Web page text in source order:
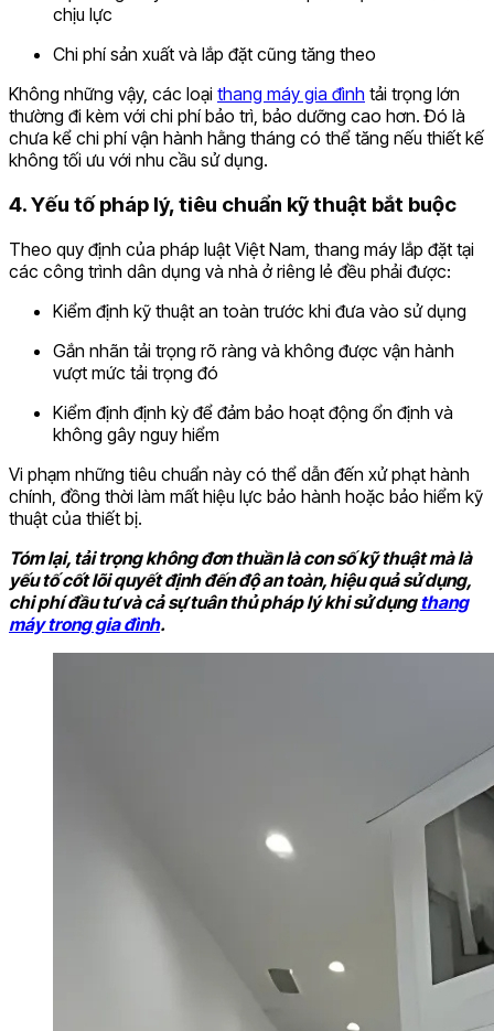
chịu lực
Chi phí sản xuất và lắp đặt cũng tăng theo
Không những vậy, các loại thang máy gia đình tải trọng lớn
thường đi kèm với chi phí bảo trì, bảo dưỡng cao hơn. Đó là
chưa kể chi phí vận hành hằng tháng có thể tăng nếu thiết kế
không tối ưu với nhu cầu sử dụng.
4. Yếu tố pháp lý, tiêu chuẩn kỹ thuật bắt buộc
Theo quy định của pháp luật Việt Nam, thang máy lắp đặt tại
các công trình dân dụng và nhà ở riêng lẻ đều phải được:
Kiểm định kỹ thuật an toàn trước khi đưa vào sử dụng
Gắn nhãn tải trọng rõ ràng và không được vận hành
vượt mức tải trọng đó
Kiểm định định kỳ để đảm bảo hoạt động ổn định và
không gây nguy hiểm
Vi phạm những tiêu chuẩn này có thể dẫn đến xử phạt hành
chính, đồng thời làm mất hiệu lực bảo hành hoặc bảo hiểm kỹ
thuật của thiết bị.
Tóm lại, tải trọng không đơn thuần là con số kỹ thuật mà là
yếu tố cốt lõi quyết định đến độ an toàn, hiệu quả sử dụng,
chi phí đầu tư và cả sự tuân thủ pháp lý khi sử dụngthang
máy trong gia đình.